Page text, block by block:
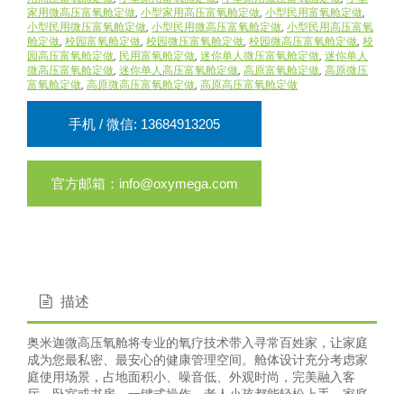
家用微高压富氧舱定做 小型家用高压富氧舱定做 小型民用富氧舱定做
小型民用微压富氧舱定做 小型民用微高压富氧舱定做 小型民用高压富氧
舱定做 校园富氧舱定做 校园微压富氧舱定做 校园微高压富氧舱定做 校
园高压富氧舱定做 民用富氧舱定做 迷你单人微压富氧舱定做 迷你单人
微高压富氧舱定做 迷你单人高压富氧舱定做 高原富氧舱定做 高原微压
富氧舱定做 高原微高压富氧舱定做 高原高压富氧舱定做
手机 / 微信: 13684913205
官方邮箱：info@oxymega.com
描述
奥米迦微高压氧舱将专业的氧疗技术带入寻常百姓家，让家庭
成为您最私密、最安心的健康管理空间。舱体设计充分考虑家
庭使用场景，占地面积小、噪音低、外观时尚，完美融入客